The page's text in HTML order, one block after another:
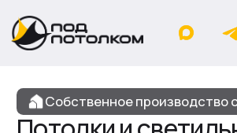
Потолки и светильники
с гарантией спокойствия
Полный цикл от собственного производства